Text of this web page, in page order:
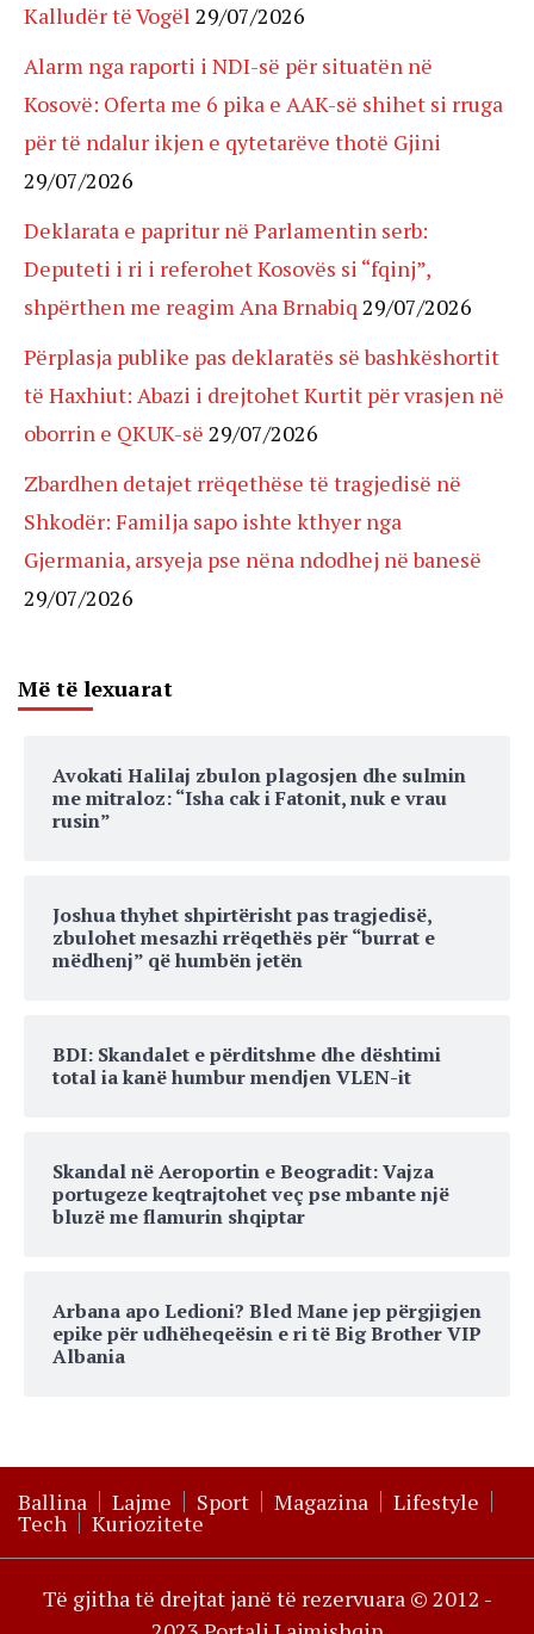
Kalludër të Vogël 29/07/2026
Alarm nga raporti i NDI-së për situatën në
Kosovë: Oferta me 6 pika e AAK-së shihet si rruga
për të ndalur ikjen e qytetarëve thotë Gjini
29/07/2026
Deklarata e papritur në Parlamentin serb:
Deputeti i ri i referohet Kosovës si “fqinj”,
shpërthen me reagim Ana Brnabiq 29/07/2026
Përplasja publike pas deklaratës së bashkëshortit
të Haxhiut: Abazi i drejtohet Kurtit për vrasjen në
oborrin e QKUK-së 29/07/2026
Zbardhen detajet rrëqethëse të tragjedisë në
Shkodër: Familja sapo ishte kthyer nga
Gjermania, arsyeja pse nëna ndodhej në banesë
29/07/2026
Më të lexuarat
Avokati Halilaj zbulon plagosjen dhe sulmin
me mitraloz: “Isha cak i Fatonit, nuk e vrau
rusin”
Joshua thyhet shpirtërisht pas tragjedisë,
zbulohet mesazhi rrëqethës për “burrat e
mëdhenj” që humbën jetën
BDI: Skandalet e përditshme dhe dështimi
total ia kanë humbur mendjen VLEN-it
Skandal në Aeroportin e Beogradit: Vajza
portugeze keqtrajtohet veç pse mbante një
bluzë me flamurin shqiptar
Arbana apo Ledioni? Bled Mane jep përgjigjen
epike për udhëheqeësin e ri të Big Brother VIP
Albania
Ballina Lajme Sport Magazina Lifestyle
Tech Kuriozitete
Të gjitha të drejtat janë të rezervuara © 2012 -